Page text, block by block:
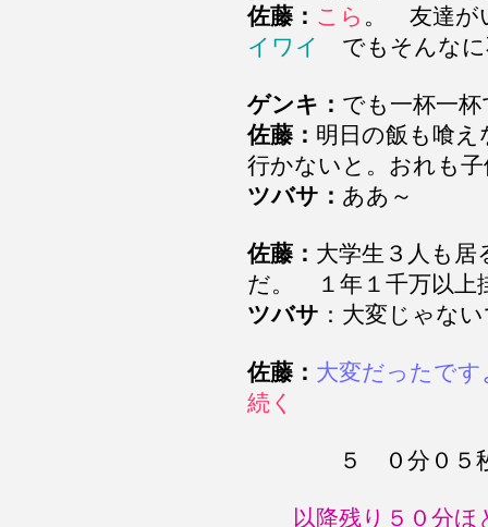
佐藤： こら 。 友達が
イワイ でもそんな
ゲンキ： でも一杯一
佐藤： 明日の飯も喰
行かないと。おれも
ツバサ： ああ～
佐藤： 大学生３人も
だ。 １年１千万以上
ツバサ ：大変じゃな
佐藤： 大変だったで
続く
５ ０分０５秒
以降残り５０分